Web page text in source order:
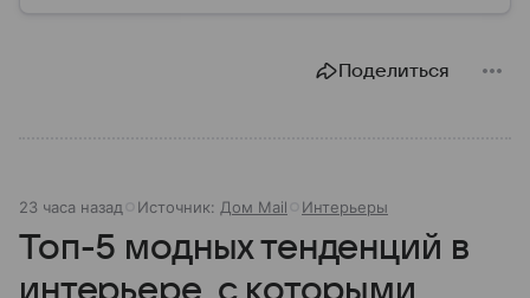
Поделиться
23 часа назад Источник: Дом Mail Интерьеры
Топ-5 модных тенденций в